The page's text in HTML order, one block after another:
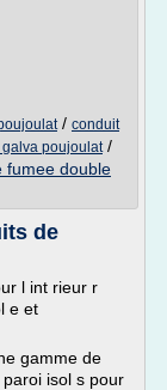
/ conduit
poujoulat/
fumee double
de
l int rieur r
e et
gamme de
isol s pour